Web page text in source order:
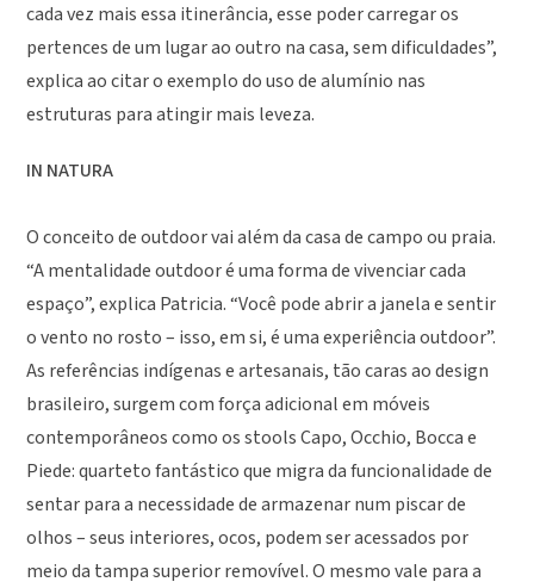
cada vez mais essa itinerância, esse poder carregar os
pertences de um lugar ao outro na casa, sem dificuldades”,
explica ao citar o exemplo do uso de alumínio nas
estruturas para atingir mais leveza.
IN NATURA
O conceito de outdoor vai além da casa de campo ou praia.
“A mentalidade outdoor é uma forma de vivenciar cada
espaço”, explica Patricia. “Você pode abrir a janela e sentir
o vento no rosto – isso, em si, é uma experiência outdoor”.
As referências indígenas e artesanais, tão caras ao design
brasileiro, surgem com força adicional em móveis
contemporâneos como os stools Capo, Occhio, Bocca e
Piede: quarteto fantástico que migra da funcionalidade de
sentar para a necessidade de armazenar num piscar de
olhos – seus interiores, ocos, podem ser acessados por
meio da tampa superior removível. O mesmo vale para a